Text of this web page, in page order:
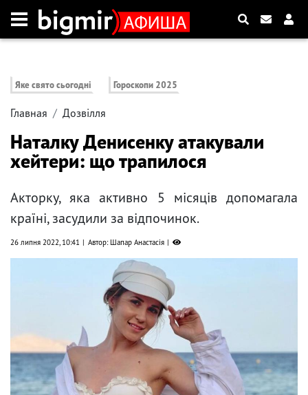
Яке свято сьогодні Гороскопи 2025
Главная Дозвілля
Наталку Денисенку атакували
хейтери: що трапилося
Акторку, яка активно 5 місяців допомагала
країні, засудили за відпочинок.
26 липня 2022, 10:41 Автор: Шапар Анастасія